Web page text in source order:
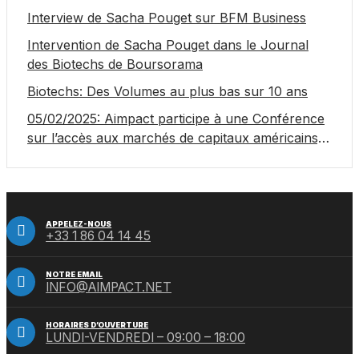
Interview de Sacha Pouget sur BFM Business
Intervention de Sacha Pouget dans le Journal
des Biotechs de Boursorama
Biotechs: Des Volumes au plus bas sur 10 ans
05/02/2025: Aimpact participe à une Conférence
sur l’accès aux marchés de capitaux américains,
APPELEZ-NOUS
+33 1 86 04 14 45
NOTRE EMAIL
INFO@AIMPACT.NET
HORAIRES D’OUVERTURE
LUNDI-VENDREDI – 09:00 – 18:00